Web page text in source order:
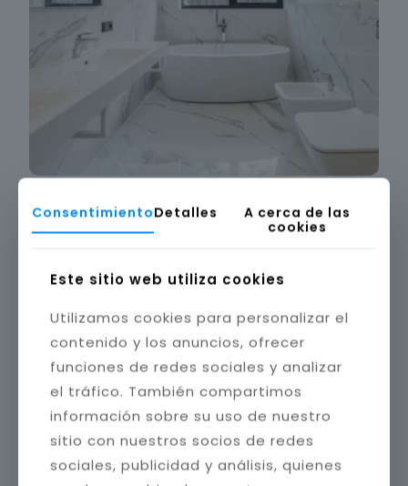
ConsentimientoDetalles
A cerca de las
cookies
Este sitio web utiliza cookies
Utilizamos cookies para personalizar el
contenido y los anuncios, ofrecer
funciones de redes sociales y analizar
el tráfico. También compartimos
información sobre su uso de nuestro
sitio con nuestros socios de redes
sociales, publicidad y análisis, quienes